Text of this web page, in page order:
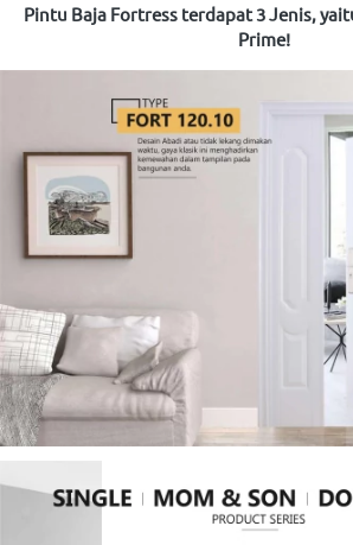
Pintu Baja Fortress terdapat 3 Jenis,
Prime!